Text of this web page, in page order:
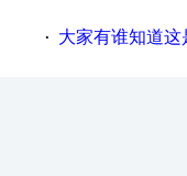
· 大家有谁知道